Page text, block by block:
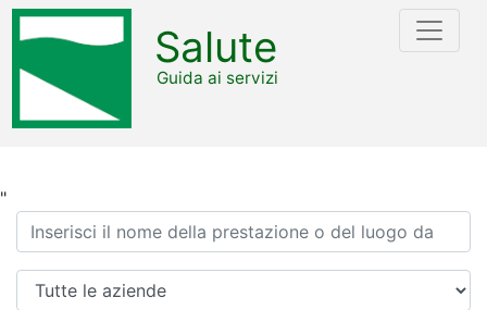
"
Salute
Guida ai servizi
Ricerca
Azienda